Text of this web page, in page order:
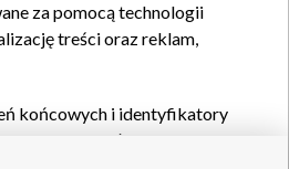
za pomocą technologii
treści oraz reklam,
końcowych i identyfikatory
oraz pozostałych